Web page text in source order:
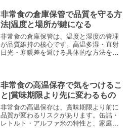
非常食の倉庫保管で品質を守る方
法|温度と場所が鍵になる
非常食の倉庫保管は、温度と湿度の管理
が品質維持の核心です。高温多湿・直射
日光・寒暖差を避ける具体的な方法を、
非常食の高温保存で気をつけるこ
と|賞味期限より先に変わるもの
非常食の高温保存は、賞味期限より前に
品質が変わるリスクがあります。缶詰・
レトルト・アルファ米の特性と、家庭・